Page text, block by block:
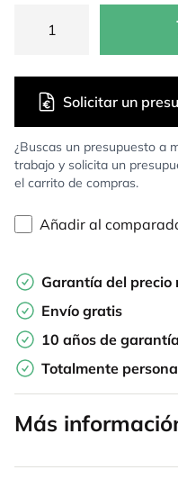
¿Buscas un presupuesto a
trabajo y solicita un
el carrito de compras.
Solicitar un
Añadir al
Garantía del precio
Envío gratis
10 años de garantía
Totalmente
Más